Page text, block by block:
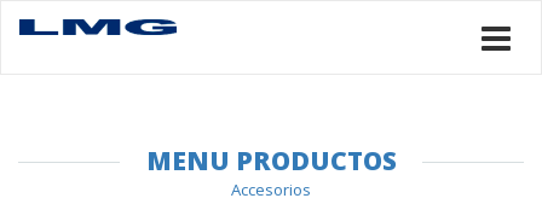
MENU PRODUCTOS
Accesorios